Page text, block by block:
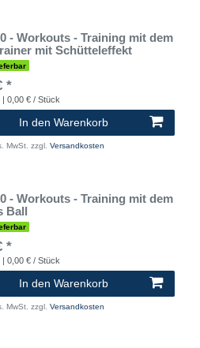
- Workouts - Training mit dem
mit Schütteleffekt
*
| 0,00 € / Stück
In den Warenkorb
MwSt. zzgl. Versandkosten
- Workouts - Training mit dem
Ball
*
| 0,00 € / Stück
In den Warenkorb
MwSt. zzgl. Versandkosten